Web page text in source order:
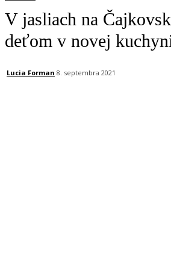
V jasliach na
deťom v novej
Lucia Forman 8. septembra 2021